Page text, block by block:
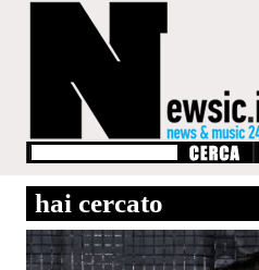
hai cercato